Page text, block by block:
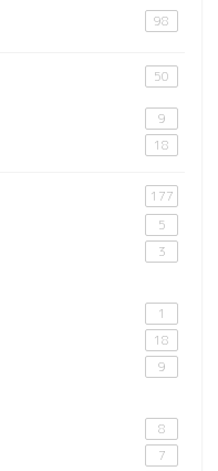
98
50
9
18
177
5
3
1
18
9
8
7